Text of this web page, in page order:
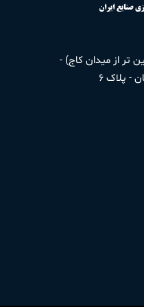
تر از میدان کاج) -
- پلاک ۶